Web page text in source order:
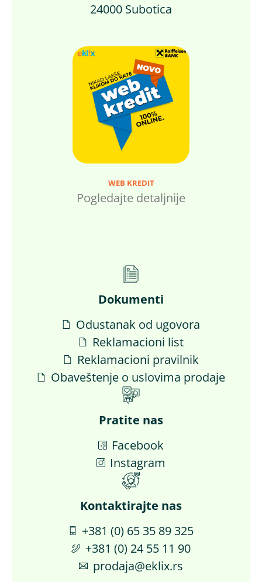
24000 Subotica
WEB KREDIT
Pogledajte detaljnije
Dokumenti
Odustanak od ugovora
Reklamacioni list
Reklamacioni pravilnik
Obaveštenje o uslovima prodaje
Pratite nas
Facebook
Instagram
Kontaktirajte nas​
+381 (0) 65 35 89 325
+381 (0) 24 55 11 90
prodaja@eklix.rs